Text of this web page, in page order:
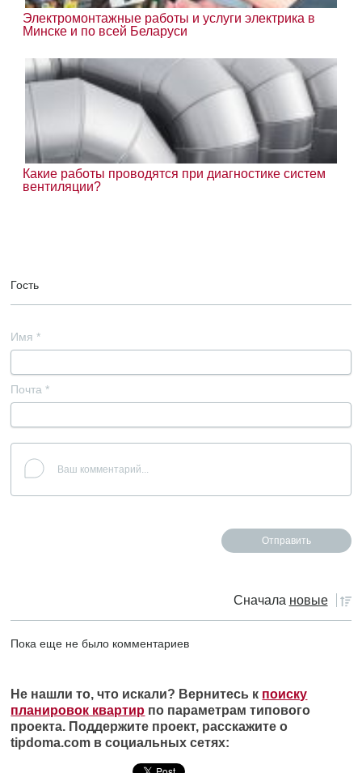
Электромонтажные работы и услуги электрика в
Минске и по всей Беларуси
Какие работы проводятся при диагностике систем
вентиляции?
Гость
Имя *
Почта *
Сначала новые
Пока еще не было комментариев
Не нашли то, что искали? Вернитесь к поиску
планировок квартир по параметрам типового
проекта. Поддержите проект, расскажите о
tipdoma.com в социальных сетях: